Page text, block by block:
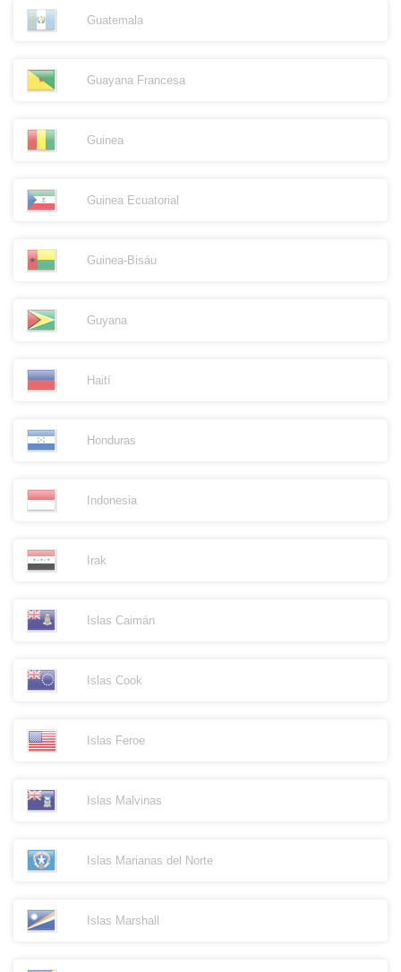
Guatemala
Guayana Francesa
Guinea
Guinea Ecuatorial
Guinea-Bisáu
Guyana
Haití
Honduras
Indonesia
Irak
Islas Caimán
Islas Cook
Islas Feroe
Islas Malvinas
Islas Marianas del Norte
Islas Marshall